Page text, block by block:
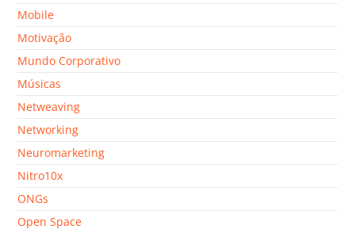
Mobile
Motivação
Mundo Corporativo
Músicas
Netweaving
Networking
Neuromarketing
Nitro10x
ONGs
Open Space